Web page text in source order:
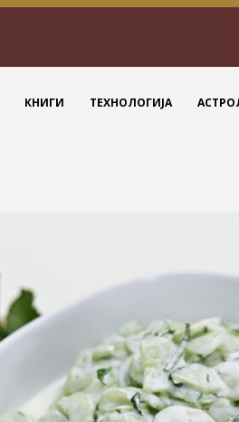
КНИГИ ТЕХНОЛОГИЈА